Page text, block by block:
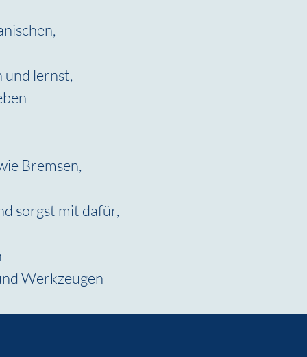
lernst,
Bremsen,
sorgst mit dafür,
Werkzeugen